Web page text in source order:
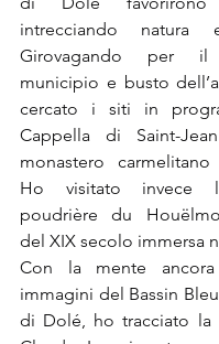
intrecciando natura
Girovagando per
municipio e busto
cercato i siti in
Cappella di Saint-
monastero
Ho visitato invece
poudrière du
del XIX secolo immersa
Con la mente
immagini del Bassin
di Dolé, ho tracciato la